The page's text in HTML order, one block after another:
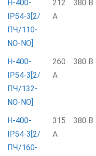
Н-400-
IP54-3[2/
ПЧ/110-
NO-NO]
212
А
380 В
Н-400-
IP54-3[2/
ПЧ/132-
NO-NO]
260
А
380 В
Н-400-
IP54-3[2/
ПЧ/160-
315
А
380 В